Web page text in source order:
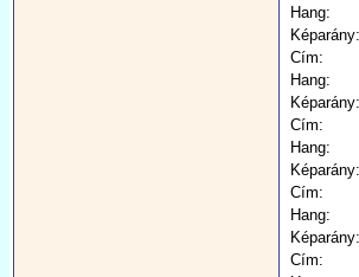
Hang:
Képarány:
Cím:
Hang:
Képarány:
Cím:
Hang:
Képarány:
Cím:
Hang:
Képarány:
Cím: